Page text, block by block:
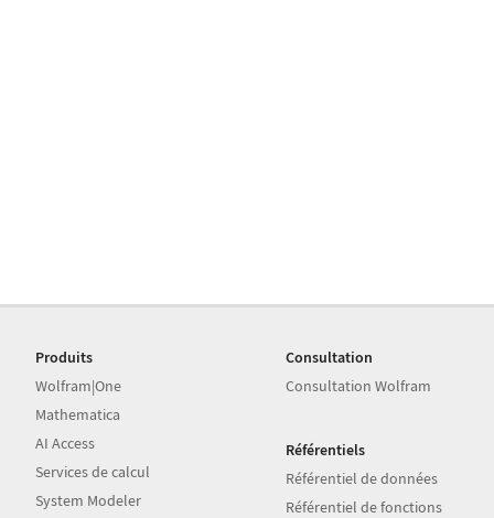
Produits
Wolfram|One
Mathematica
AI Access
Services de calcul
System Modeler
Consultation
Consultation Wolfram
Référentiels
Référentiel de données
Référentiel de fonctions